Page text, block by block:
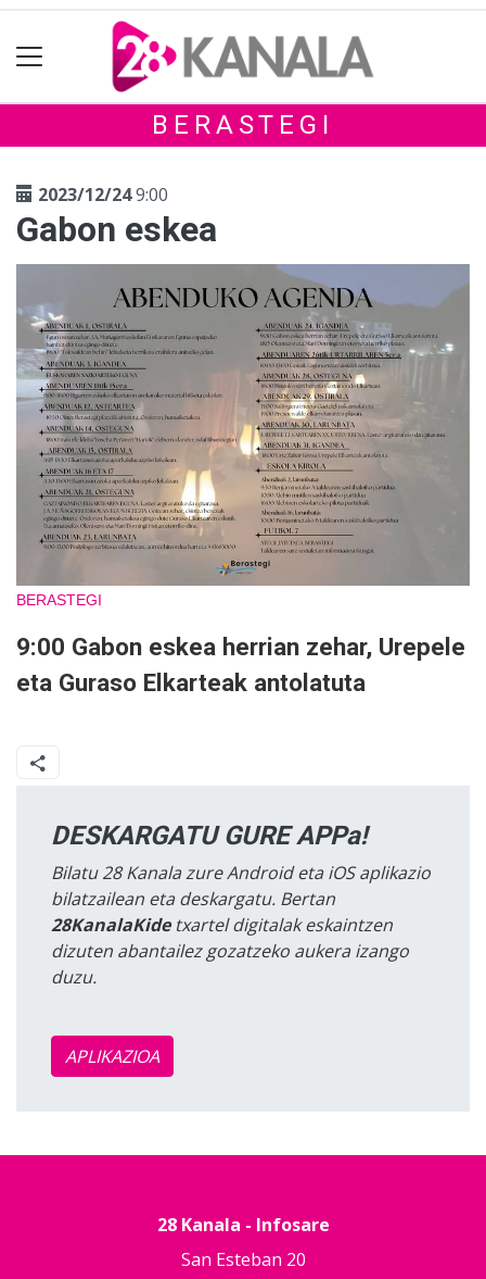
BERASTEGI
2023/12/249:00
Gabon eskea
BERASTEGI
9:00 Gabon eskea herrian zehar, Urepele
eta Guraso Elkarteak antolatuta
DESKARGATU GURE APPa!
Bilatu 28 Kanala zure Android eta iOS aplikazio
bilatzailean eta deskargatu. Bertan
28KanalaKidetxartel digitalak eskaintzen
dizuten abantailez gozatzeko aukera izango
duzu.
APLIKAZIOA
28 Kanala - Infosare
San Esteban 20